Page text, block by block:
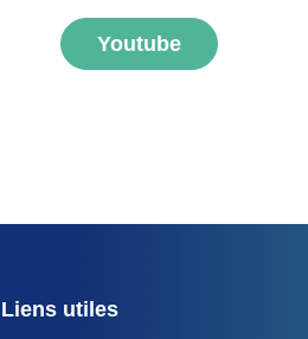
Youtube
Liens utiles